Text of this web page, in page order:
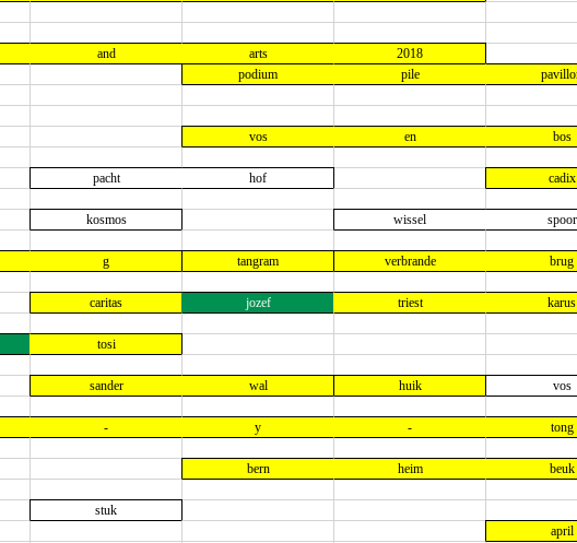
and arts
2018
podium
pile
vos en
bos
pacht hof cadix
kosmos wissel spoor
g tangram verbrande brug
caritas jozef triest karus
tosi
sander wal huik vos
- y - tong
bern heim beuk
stuk
april